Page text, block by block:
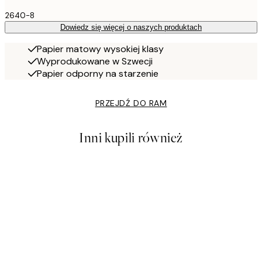
2640-8
Dowiedz się więcej o naszych produktach
Papier matowy wysokiej klasy
Wyprodukowane w Szwecji
Papier odporny na starzenie
PRZEJDŹ DO RAM
Inni kupili również